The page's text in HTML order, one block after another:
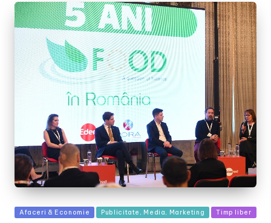
Posted
Afaceri & Economie Publicitate, Media, Marketing Timp liber